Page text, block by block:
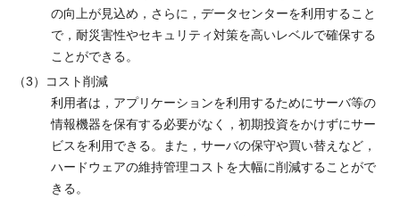
の向上が見込め，さらに，データセンターを利用すること
で，耐災害性やセキュリティ対策を高いレベルで確保する
ことができる。
（3）コスト削減
利用者は，アプリケーションを利用するためにサーバ等の
情報機器を保有する必要がなく，初期投資をかけずにサー
ビスを利用できる。また，サーバの保守や買い替えなど，
ハードウェアの維持管理コストを大幅に削減することがで
きる。